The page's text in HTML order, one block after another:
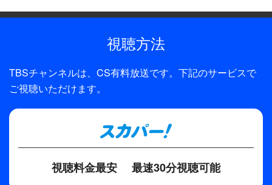
視聴方法
TBSチャンネルは、CS有料放送です。下記のサービスで
ご視聴いただけます。
視聴料金最安 最速30分視聴可能